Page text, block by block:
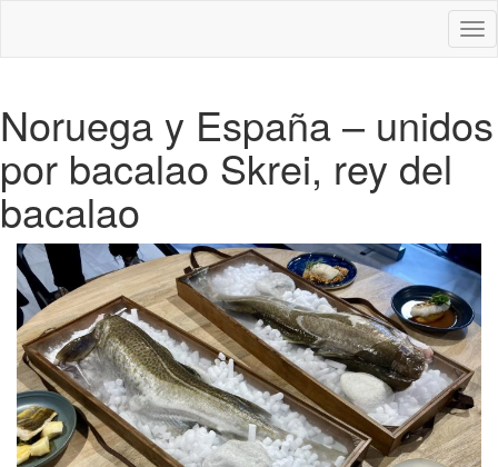
Noruega y España – unidos
por bacalao Skrei, rey del
bacalao